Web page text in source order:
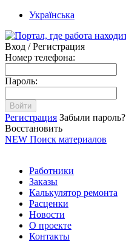
Українська
Вход / Регистрация
Номер телефона:
Пароль:
Войти
Регистрация Забыли пароль?
Восстановить
NEW Поиск материалов
Работники
Заказы
Калькулятор ремонта
Расценки
Новости
О проекте
Контакты